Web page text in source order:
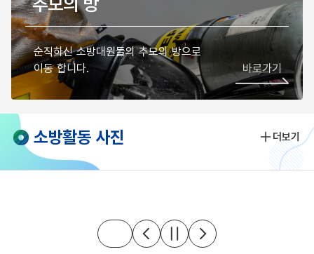
순직하신 소방대원들의 추모의 방으로
이동 합니다.
바로가기
소방활동 사진 더보기